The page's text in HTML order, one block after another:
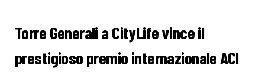
Torre Generali a CityLife vince il
prestigioso premio internazionale ACI